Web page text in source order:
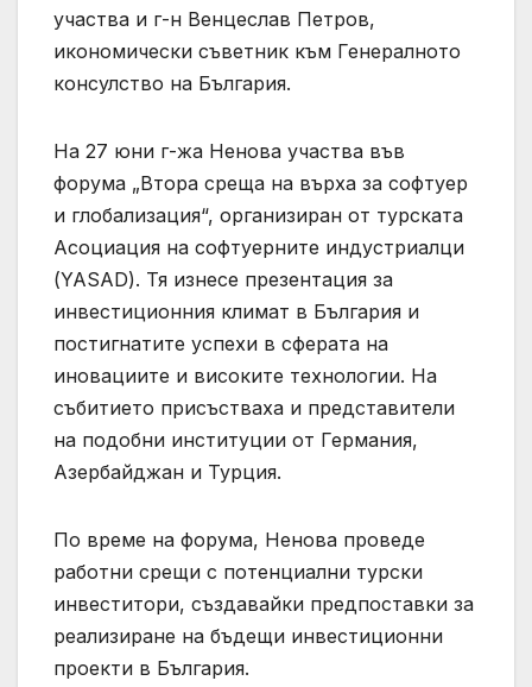
участва и г-н Венцеслав Петров,
икономически съветник към Генералното
консулство на България.
На 27 юни г-жа Ненова участва във
форума „Втора среща на върха за софтуер
и глобализация“, организиран от турската
Асоциация на софтуерните индустриалци
(YASAD). Тя изнесе презентация за
инвестиционния климат в България и
постигнатите успехи в сферата на
иновациите и високите технологии. На
събитието присъстваха и представители
на подобни институции от Германия,
Азербайджан и Турция.
По време на форума, Ненова проведе
работни срещи с потенциални турски
инвеститори, създавайки предпоставки за
реализиране на бъдещи инвестиционни
проекти в България.